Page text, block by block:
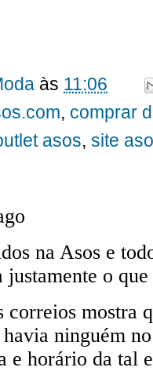
às 11:06
, comprar
asos, site